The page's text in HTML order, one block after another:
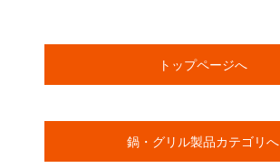
トップページへ
鍋・グリル製品カテゴリへ